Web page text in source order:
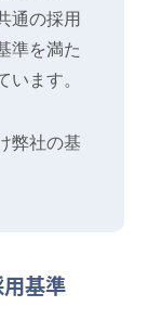
通の採用
準を満た
います。
弊社の基
基準